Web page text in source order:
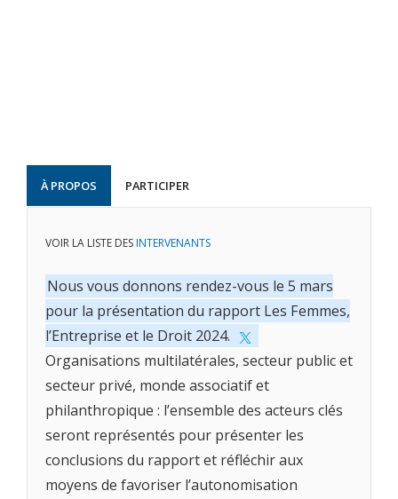
À PROPOS PARTICIPER
VOIR LA LISTE DESINTERVENANTS
Nous vous donnons rendez-vous le 5 mars
pour la présentation du rapport Les Femmes,
l’Entreprise et le Droit 2024.
Organisations multilatérales, secteur public et
secteur privé, monde associatif et
philanthropique : l’ensemble des acteurs clés
seront représentés pour présenter les
conclusions du rapport et réfléchir aux
moyens de favoriser l’autonomisation